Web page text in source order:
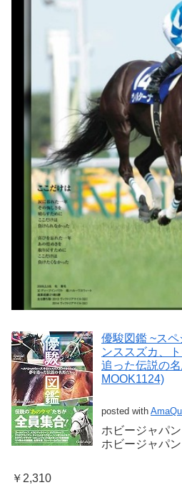
優駿図鑑 ~ス
ンススズカ、
追った伝説の
MOOK1124)
posted with
ホビージャパン
ホビージャパ
￥2,310